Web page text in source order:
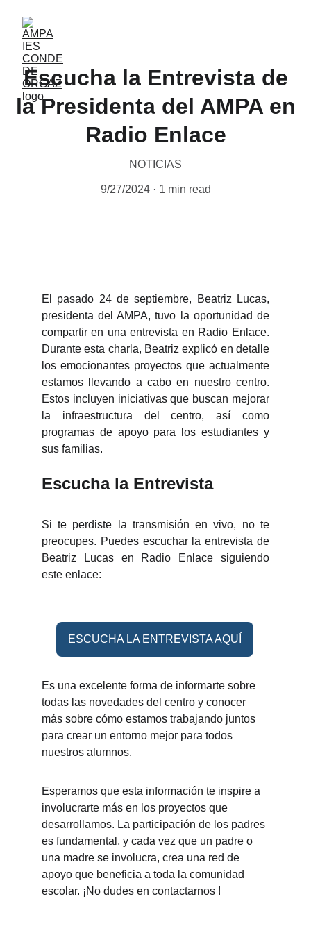
Escucha la Entrevista de
la Presidenta del AMPA en
Radio Enlace
NOTICIAS
9/27/2024 1 min read
El pasado 24 de septiembre, Beatriz Lucas,
presidenta del AMPA, tuvo la oportunidad de
compartir en una entrevista en Radio Enlace.
Durante esta charla, Beatriz explicó en detalle
los emocionantes proyectos que actualmente
estamos llevando a cabo en nuestro centro.
Estos incluyen iniciativas que buscan mejorar
la infraestructura del centro, así como
programas de apoyo para los estudiantes y
sus familias.
Escucha la Entrevista
Si te perdiste la transmisión en vivo, no te
preocupes. Puedes escuchar la entrevista de
Beatriz Lucas en Radio Enlace siguiendo
este enlace:
Es una excelente forma de informarte sobre
todas las novedades del centro y conocer
más sobre cómo estamos trabajando juntos
para crear un entorno mejor para todos
nuestros alumnos.
Esperamos que esta información te inspire a
involucrarte más en los proyectos que
desarrollamos. La participación de los padres
es fundamental, y cada vez que un padre o
una madre se involucra, crea una red de
apoyo que beneficia a toda la comunidad
escolar. ¡No dudes en contactarnos !
ESCUCHA LA ENTREVISTA AQUÍ